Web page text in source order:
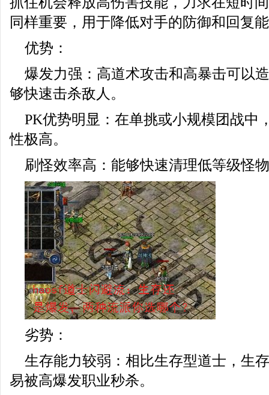
同样重要，用于降低对手的防御和回复
优势：
爆发力强：高道术攻击和高暴击可以
够快速击杀敌人。
PK优势明显：在单挑或小规模团战中
性极高。
刷怪效率高：能够快速清理低等级怪
劣势：
生存能力较弱：相比生存型道士，生
易被高爆发职业秒杀。